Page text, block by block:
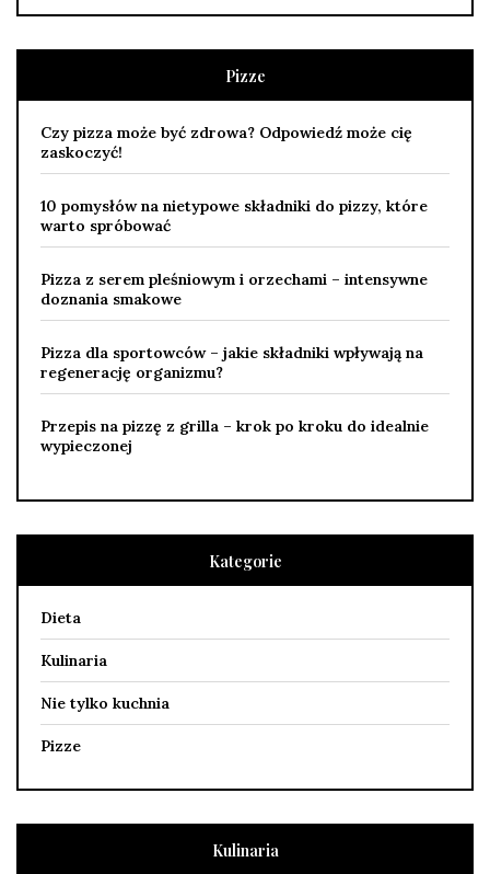
Pizze
Czy pizza może być zdrowa? Odpowiedź może cię
zaskoczyć!
10 pomysłów na nietypowe składniki do pizzy, które
warto spróbować
Pizza z serem pleśniowym i orzechami – intensywne
doznania smakowe
Pizza dla sportowców – jakie składniki wpływają na
regenerację organizmu?
Przepis na pizzę z grilla – krok po kroku do idealnie
wypieczonej
Kategorie
Dieta
Kulinaria
Nie tylko kuchnia
Pizze
Kulinaria